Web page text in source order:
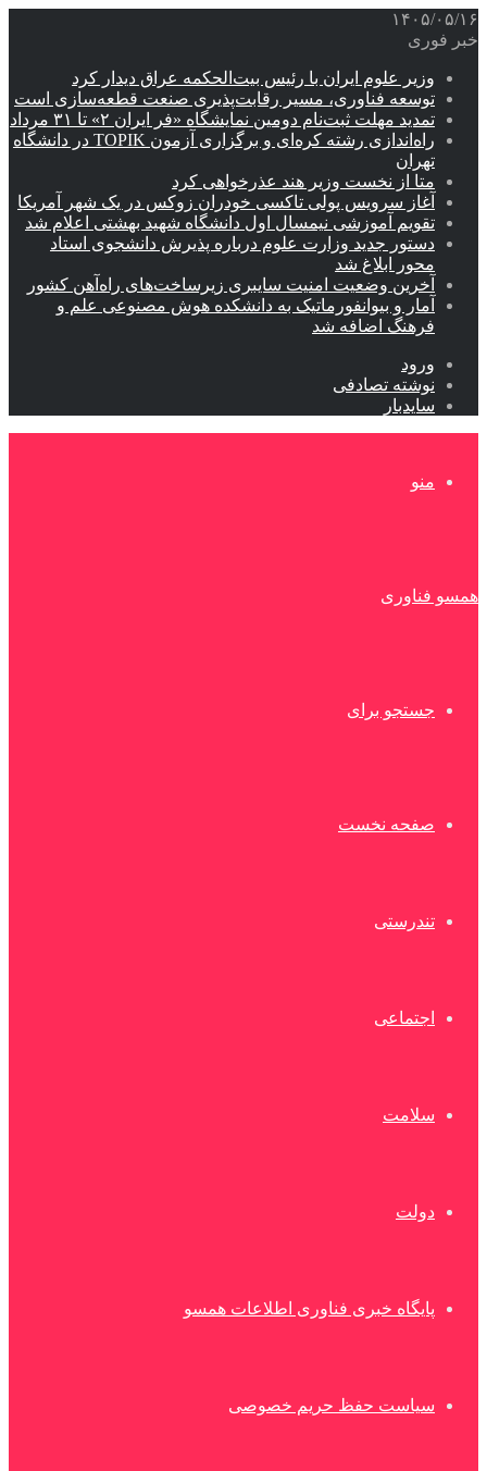
۱۴۰۵/۰۵/۱۶
خبر فوری
وزیر علوم ایران با رئیس بیت‌الحکمه عراق دیدار کرد
توسعه فناوری، مسیر رقابت‌پذیری صنعت قطعه‌سازی است
تمدید مهلت ثبت‌نام دومین نمایشگاه «فر ایران ۲» تا ۳۱ مرداد
راه‌اندازی رشته کره‌ای و برگزاری آزمون TOPIK در دانشگاه
تهران
متا از نخست وزیر هند عذرخواهی کرد
آغاز سرویس پولی تاکسی خودران زوکس در یک شهر آمریکا
تقویم آموزشی نیمسال اول دانشگاه شهید بهشتی اعلام شد
دستور جدید وزارت علوم درباره پذیرش دانشجوی استاد
محور ابلاغ شد
آخرین وضعیت امنیت سایبری زیرساخت‌های راه‌آهن کشور
آمار و بیوانفورماتیک به دانشکده هوش مصنوعی علم و
فرهنگ اضافه شد
ورود
نوشته تصادفی
سایدبار
منو
همسو فناوری
جستجو برای
صفحه نخست
تندرستی
اجتماعی
سلامت
دولت
پایگاه خبری فناوری اطلاعات همسو
سیاست حفظ حریم خصوصی